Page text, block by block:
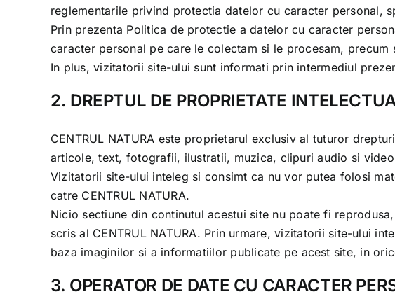
reglementarile privind protectia datelor cu caracter personal,
Prin prezenta Politica de protectie a datelor cu caracter
caracter personal pe care le colectam si le procesam,
In plus, vizitatorii site-ului sunt informati prin intermediul
2. DREPTUL DE PROPRIETATE
CENTRUL NATURA este proprietarul exclusiv al tuturor
articole, text, fotografii, ilustratii, muzica, clipuri audio si
Vizitatorii site-ului inteleg si consimt ca nu vor putea folosi
catre CENTRUL NATURA.
Nicio sectiune din continutul acestui site nu poate fi
scris al CENTRUL NATURA. Prin urmare, vizitatorii site-ului
baza imaginilor si a informatiilor publicate pe acest site, in
3. OPERATOR DE DATE CU CARACTER